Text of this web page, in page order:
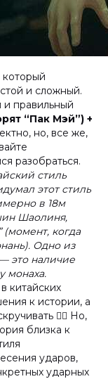
который
и сложный.
правильный
“Пак Мэй”) +
но, все же,
разобраться.
стиль
этот стиль
в 18м
Шаолиня,
когда
Одно из
это наличие
монаха.
китайских
к истории, а
☝🏻 Но,
близка к
ударов,
ударных